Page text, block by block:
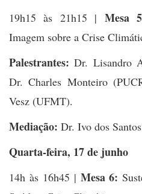
19h15 às 21h15 | Mesa
Imagem sobre a Crise
Palestrantes: Dr. Lisandro
Dr. Charles Monteiro
Vesz (UFMT).
Mediação: Dr. Ivo dos
Quarta-feira, 17 de junho
14h às 16h45 | Mesa 6: